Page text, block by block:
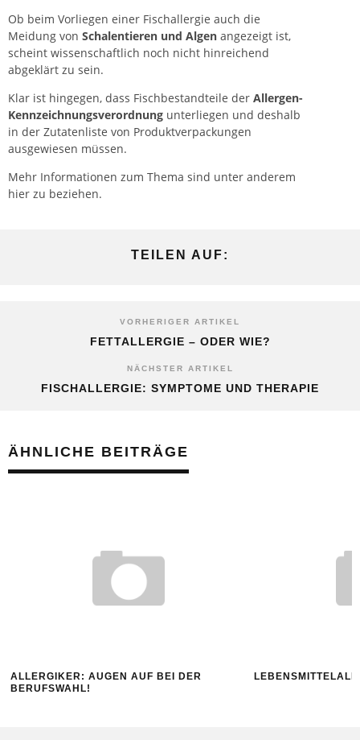
Ob beim Vorliegen einer Fischallergie auch die
Meidung von Schalentieren und Algen angezeigt ist,
scheint wissenschaftlich noch nicht hinreichend
abgeklärt zu sein.
Klar ist hingegen, dass Fischbestandteile der Allergen-
Kennzeichnungsverordnung unterliegen und deshalb
in der Zutatenliste von Produktverpackungen
ausgewiesen müssen.
Mehr Informationen zum Thema sind unter anderem
hier zu beziehen.
TEILEN AUF:
VORHERIGER ARTIKEL
FETTALLERGIE – ODER WIE?
NÄCHSTER ARTIKEL
FISCHALLERGIE: SYMPTOME UND THERAPIE
ÄHNLICHE BEITRÄGE
ALLERGIKER: AUGEN AUF BEI DER
BERUFSWAHL!